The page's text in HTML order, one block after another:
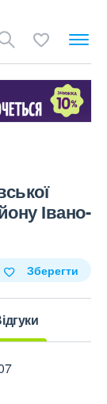
Івано-
Зберегти